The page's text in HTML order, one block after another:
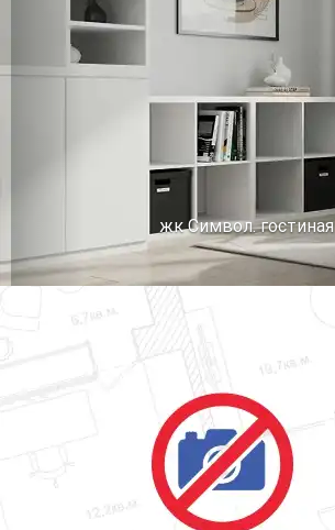
жк Символ. гостиная